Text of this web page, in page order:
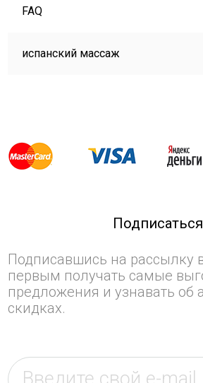
FAQ
испанский массаж
Подписаться
Подписавшись на рассылку
первым получать самые
предложения и узнавать об
скидках.